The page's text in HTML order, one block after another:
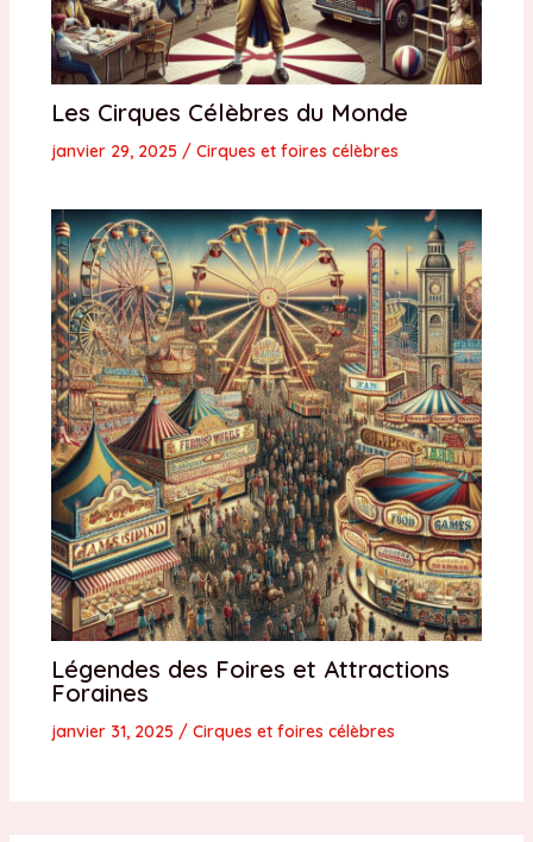
Les Cirques Célèbres du Monde
janvier 29, 2025 / Cirques et foires célèbres
Légendes des Foires et Attractions
Foraines
janvier 31, 2025 / Cirques et foires célèbres